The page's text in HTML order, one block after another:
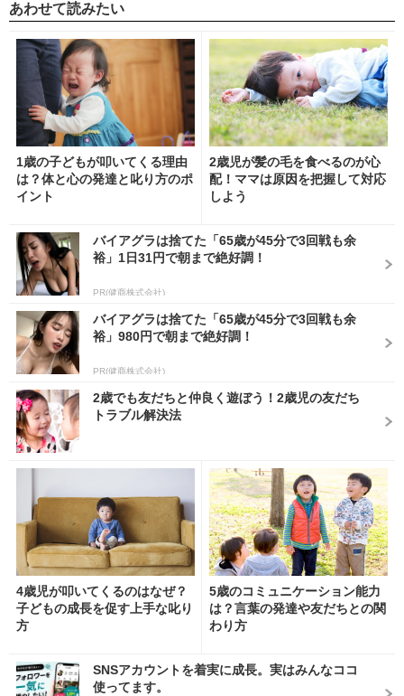
あわせて読みたい
1歳の子どもが叩いてくる理由
は？体と心の発達と叱り方のポ
イント
2歳児が髪の毛を食べるのが心
配！ママは原因を把握して対応
しよう
バイアグラは捨てた「65歳が45分で3回戦も余
裕」1日31円で朝まで絶好調！
PR(健商株式会社)
バイアグラは捨てた「65歳が45分で3回戦も余
裕」980円で朝まで絶好調！
PR(健商株式会社)
2歳でも友だちと仲良く遊ぼう！2歳児の友だち
トラブル解決法
4歳児が叩いてくるのはなぜ？
子どもの成長を促す上手な叱り
方
5歳のコミュニケーション能力
は？言葉の発達や友だちとの関
わり方
SNSアカウントを着実に成長。実はみんなココ
使ってます。